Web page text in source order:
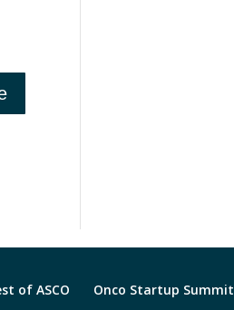
of ASCO Onco Startup Summit